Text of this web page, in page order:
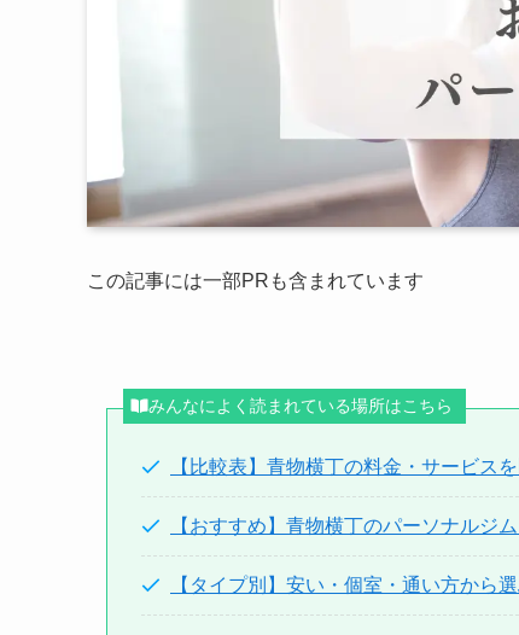
この記事には一部PRも含まれています
みんなによく読まれている場所はこちら
【比較表】青物横丁の料金・サービス
【おすすめ】青物横丁のパーソナルジ
【タイプ別】安い・個室・通い方から